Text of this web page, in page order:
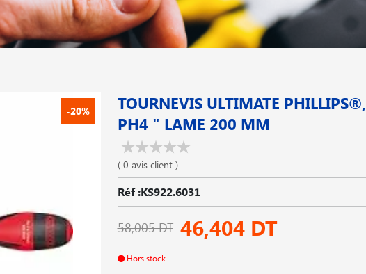
-20%
TOURNEVIS ULTIMATE PHILLIPS®,
PH4 " LAME 200 MM
( 0 avis client )
Réf :KS922.6031
58,005 DT 46,404 DT
Hors stock